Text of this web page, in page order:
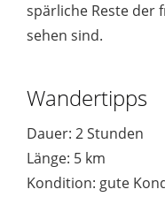
spärliche Reste der
sehen sind.
Wandertipps
Dauer: 2 Stunden
Länge: 5 km
Kondition: gute